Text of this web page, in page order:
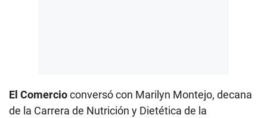
El Comercioconversó con Marilyn Montejo, decana
de la Carrera de Nutrición y Dietética de la